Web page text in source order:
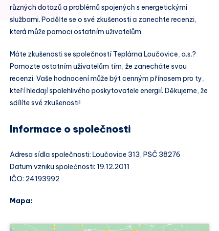
různých dotazů a problémů spojených s energetickými
službami. Podělte se o své zkušenosti a zanechte recenzi,
která může pomoci ostatním uživatelům.
Máte zkušenosti se společností Teplárna Loučovice, a.s.?
Pomozte ostatním uživatelům tím, že zanecháte svou
recenzi. Vaše hodnocení může být cenným přínosem pro ty,
kteří hledají spolehlivého poskytovatele energií. Děkujeme, že
sdílíte své zkušenosti!
Informace o společnosti
Adresa sídla společnosti: Loučovice 313, PSČ 38276
Datum vzniku společnosti: 19.12.2011
IČO: 24193992
Mapa: